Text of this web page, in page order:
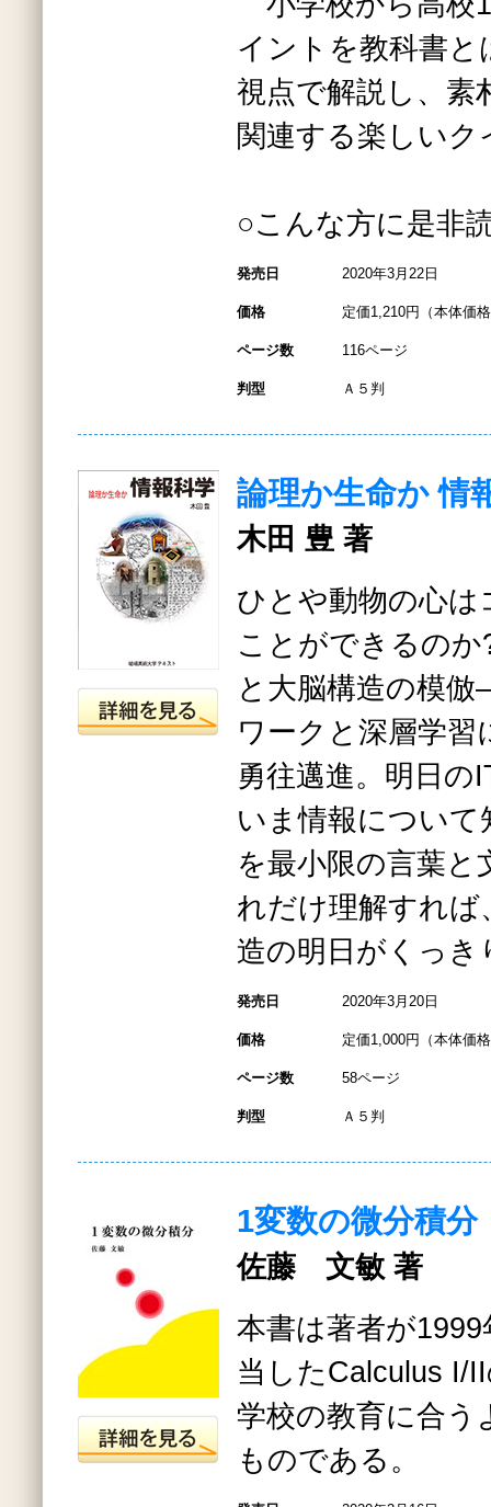
イントを教科書
視点で解説し、素
関連する楽しいク
○こんな方に是
発売日 2020年3月22日
価格 定価1,210円（本体価
ページ数 116ページ
判型 Ａ５判
論理か生命か 情
木田 豊 著
ひとや動物の心
ことができるの
と大脳構造の模
ワークと深層学習
勇往邁進。明日の
いま情報につい
を最小限の言葉と
れだけ理解すれば
造の明日がくっ
発売日 2020年3月20日
価格 定価1,000円（本体価
ページ数 58ページ
判型 Ａ５判
1変数の微分積分
佐藤 文敏 著
本書は著者が
当したCalculus I/
学校の教育に合
ものである。